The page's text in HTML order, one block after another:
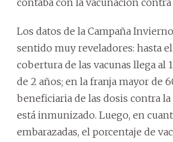
contaba con la vacunación
Los datos de la Campaña
sentido muy reveladores: hasta
cobertura de las vacunas llega al
de 2 años; en la franja mayor de
beneficiaria de las dosis contra
está inmunizado. Luego, en
embarazadas, el porcentaje de